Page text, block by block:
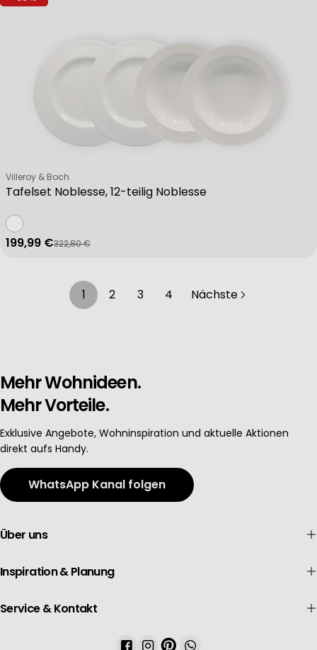
Tafelset Noblesse, 12-teilig Noblesse
Verkäufer:
Villeroy & Boch
Verkaufspreis
199,99 €
Regulärer Preis
322,80 €
1 2 3 4 Nächste
Mehr Wohnideen.
Mehr Vorteile.
Exklusive Angebote, Wohninspiration und aktuelle Aktionen
direkt aufs Handy.
WhatsApp Kanal folgen
Über uns
Inspiration & Planung
Service & Kontakt
Facebook
Instagram
PinterestWhatsApp